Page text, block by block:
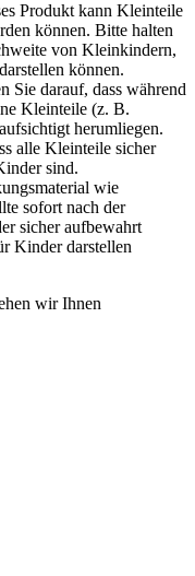
Produkt kann Kleinteile
können. Bitte halten
von Kleinkindern,
können.
Sie darauf, dass während
Kleinteile (z. B.
herumliegen.
alle Kleinteile sicher
sind.
wie
sofort nach der
sicher aufbewahrt
Kinder darstellen
wir Ihnen